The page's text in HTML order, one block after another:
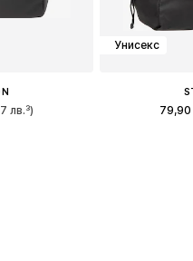
лв.³)
Унисекс